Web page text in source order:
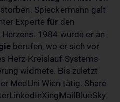
Spieckermann galt
Experte für den
1984 wurde er an
berufen, wo er sich vor
Herz-Kreislauf-Systems
widmete. Bis zuletzt
MedUni Wien tätig. Share